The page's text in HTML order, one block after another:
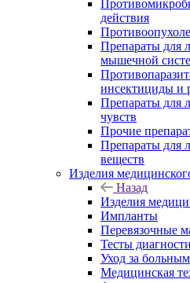
действия
Препараты для
мышечной
инсектициды и
Препараты для
чувств
Прочие
Препараты для
веществ
Изделия
Назад
Изделия
Импланты
Перевязочные
Тесты
Уход за
Медицинская